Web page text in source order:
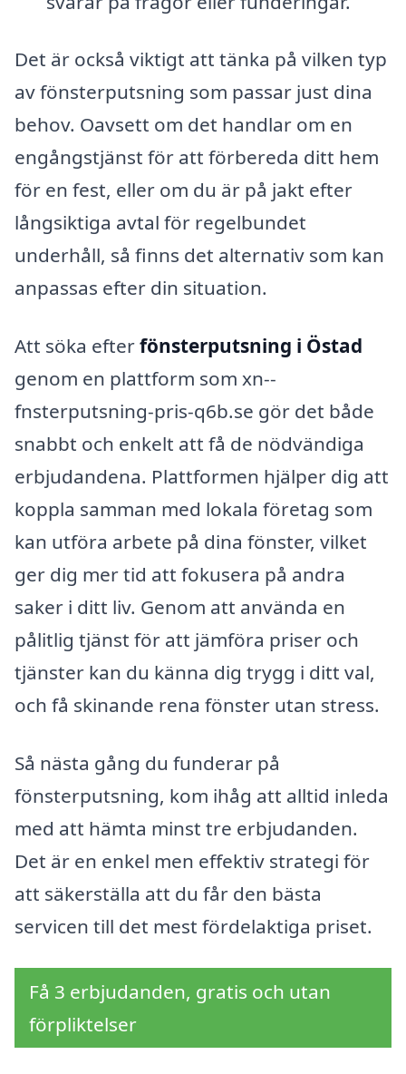
Det är också viktigt att tänka på vilken typ
av fönsterputsning som passar just dina
behov. Oavsett om det handlar om en
engångstjänst för att förbereda ditt hem
för en fest, eller om du är på jakt efter
långsiktiga avtal för regelbundet
underhåll, så finns det alternativ som kan
anpassas efter din situation.
Att söka efterfönsterputsning i Östad
genom en plattform som xn--
fnsterputsning-pris-q6b.se gör det både
snabbt och enkelt att få de nödvändiga
erbjudandena. Plattformen hjälper dig att
koppla samman med lokala företag som
kan utföra arbete på dina fönster, vilket
ger dig mer tid att fokusera på andra
saker i ditt liv. Genom att använda en
pålitlig tjänst för att jämföra priser och
tjänster kan du känna dig trygg i ditt val,
och få skinande rena fönster utan stress.
Så nästa gång du funderar på
fönsterputsning, kom ihåg att alltid inleda
med att hämta minst tre erbjudanden.
Det är en enkel men effektiv strategi för
att säkerställa att du får den bästa
servicen till det mest fördelaktiga priset.
Få 3 erbjudanden, gratis och utan
förpliktelser